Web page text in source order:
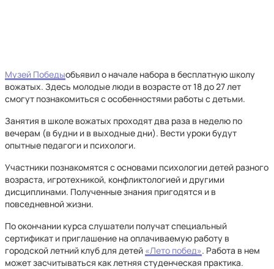
Музей Победыобъявил о начале набора в бесплатную школу
вожатых. Здесь молодые люди в возрасте от 18 до 27 лет
смогут познакомиться с особенностями работы с детьми.
Занятия в школе вожатых проходят два раза в неделю по
вечерам (в будни и в выходные дни). Вести уроки будут
опытные педагоги и психологи.
Участники познакомятся с основами психологии детей разного
возраста, игротехникой, конфликтологией и другими
дисциплинами. Полученные знания пригодятся и в
повседневной жизни.
По окончании курса слушатели получат специальный
сертификат и приглашение на оплачиваемую работу в
городской летний клуб для детей «Лето побед». Работа в нем
может засчитываться как летняя студенческая практика.